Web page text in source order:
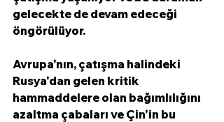
gelecekte de devam edeceği
öngörülüyor.
Avrupa'nın, çatışma halindeki
Rusya'dan gelen kritik
hammaddelere olan bağımlılığını
azaltma çabaları ve Çin'in bu